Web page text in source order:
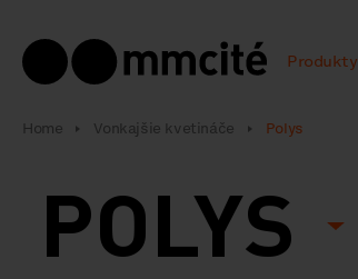
Produkty
Home Vonkajšie kvetináče Polys
POLYS